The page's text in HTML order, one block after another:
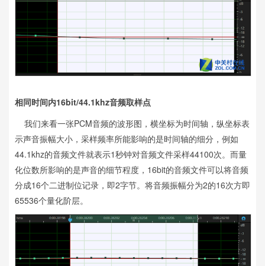
相同时间内16bit/44.1khz音频取样点
我们来看一张PCM音频的波形图，横坐标为时间轴，纵坐标表
示声音振幅大小，采样频率所能影响的是时间轴的细分，例如
44.1khz的音频文件就表示1秒钟对音频文件采样44100次。而量
化位数所影响的是声音的细节程度，16bit的音频文件可以将音频
分成16个二进制位记录，即2字节。将音频振幅分为2的16次方即
65536个量化阶层。